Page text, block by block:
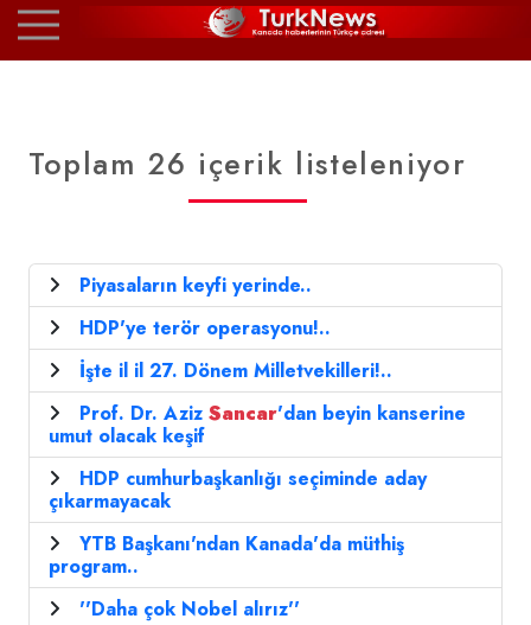
Toplam 26 içerik listeleniyor
Piyasaların keyfi yerinde..
HDP'ye terör operasyonu!..
İşte il il 27. Dönem Milletvekilleri!..
Prof. Dr. Aziz Sancar'dan beyin kanserine
umut olacak keşif
HDP cumhurbaşkanlığı seçiminde aday
çıkarmayacak
YTB Başkanı'ndan Kanada'da müthiş
program..
''Daha çok Nobel alırız''